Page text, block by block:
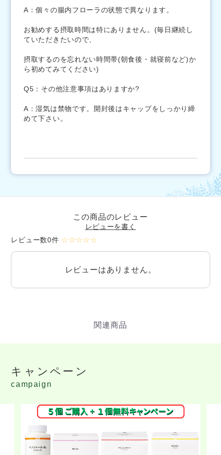
A：個々の腸内フローラの状態で異なります。
お勧めする摂取時間は特にありません。(毎日継続し
ていただきたいので、
摂取するのを忘れない時間帯(朝食後・就寝前など)か
ら初めてみてください)
Q5：その他注意事項はありますか?
A：湿気は禁物です。開封後はキャップをしっかり締
めて下さい。
この商品のレビュー
レビューを書く
レビュー数0件 ☆☆☆☆☆
レビューはありません。
キャンペーン
campaign